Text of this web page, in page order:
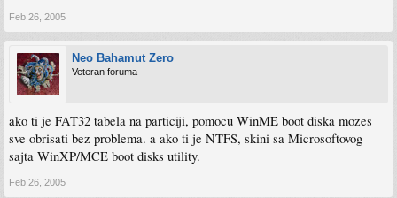
Feb 26, 2005
Neo Bahamut Zero
Veteran foruma
ako ti je FAT32 tabela na particiji, pomocu WinME boot diska mozes
sve obrisati bez problema. a ako ti je NTFS, skini sa Microsoftovog
sajta WinXP/MCE boot disks utility.
Feb 26, 2005